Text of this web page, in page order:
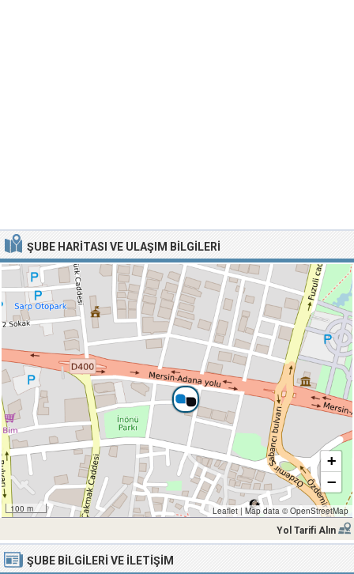
ŞUBE HARITASI VE ULAŞIM BILGILERI
100 m
+
−
Leaflet | Map data © OpenStreetMap
Yol Tarifi Alın
ŞUBE BILGILERI VE İLETIŞIM